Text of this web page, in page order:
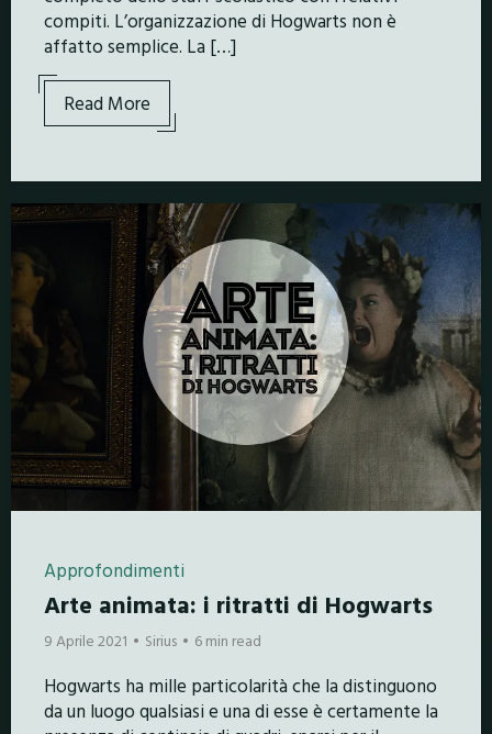
compiti. L’organizzazione di Hogwarts non è
affatto semplice. La […]
Read More
Approfondimenti
Arte animata: i ritratti di Hogwarts
9 Aprile 2021 Sirius 6 min read
Hogwarts ha mille particolarità che la distinguono
da un luogo qualsiasi e una di esse è certamente la